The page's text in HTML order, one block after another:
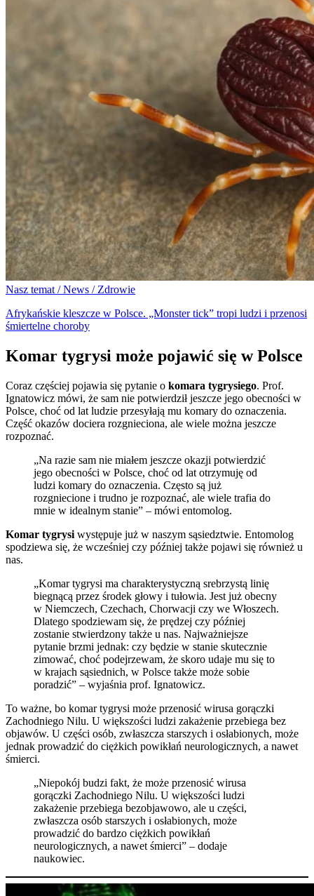
Nasz temat / News / Zdrowie
Afrykańskie kleszcze w Polsce. „Monster tick” tropi ludzi i przenosi
śmiertelne choroby
Komar tygrysi może pojawić się w Polsce
Coraz częściej pojawia się pytanie o komara tygrysiego. Prof.
Ignatowicz mówi, że sam nie potwierdził jeszcze jego obecności w
Polsce, choć od lat ludzie przesyłają mu komary do oznaczenia.
Część okazów dociera rozgnieciona, ale wiele można jeszcze
rozpoznać.
„Na razie sam nie miałem jeszcze okazji potwierdzić
jego obecności w Polsce, choć od lat otrzymuję od
ludzi komary do oznaczenia. Często są już
rozgniecione i trudno je rozpoznać, ale wiele trafia do
mnie w idealnym stanie” – mówi entomolog.
Komar tygrysi występuje już w naszym sąsiedztwie. Entomolog
spodziewa się, że wcześniej czy później także pojawi się również u
nas.
„Komar tygrysi ma charakterystyczną srebrzystą linię
biegnącą przez środek głowy i tułowia. Jest już obecny
w Niemczech, Czechach, Chorwacji czy we Włoszech.
Dlatego spodziewam się, że prędzej czy później
zostanie stwierdzony także u nas. Najważniejsze
pytanie brzmi jednak: czy będzie w stanie skutecznie
zimować, choć podejrzewam, że skoro udaje mu się to
w krajach sąsiednich, w Polsce także może sobie
poradzić” – wyjaśnia prof. Ignatowicz.
To ważne, bo komar tygrysi może przenosić wirusa gorączki
Zachodniego Nilu. U większości ludzi zakażenie przebiega bez
objawów. U części osób, zwłaszcza starszych i osłabionych, może
jednak prowadzić do ciężkich powikłań neurologicznych, a nawet
śmierci.
„Niepokój budzi fakt, że może przenosić wirusa
gorączki Zachodniego Nilu. U większości ludzi
zakażenie przebiega bezobjawowo, ale u części,
zwłaszcza osób starszych i osłabionych, może
prowadzić do bardzo ciężkich powikłań
neurologicznych, a nawet śmierci” – dodaje
naukowiec.